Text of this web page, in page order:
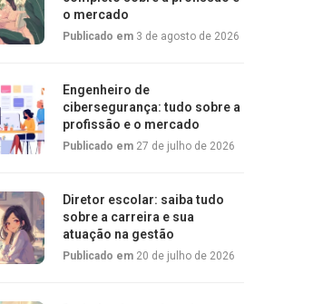
o mercado
Publicado em 3 de agosto de 2026
Engenheiro de
cibersegurança: tudo sobre a
profissão e o mercado
Publicado em 27 de julho de 2026
Diretor escolar: saiba tudo
sobre a carreira e sua
atuação na gestão
Publicado em 20 de julho de 2026